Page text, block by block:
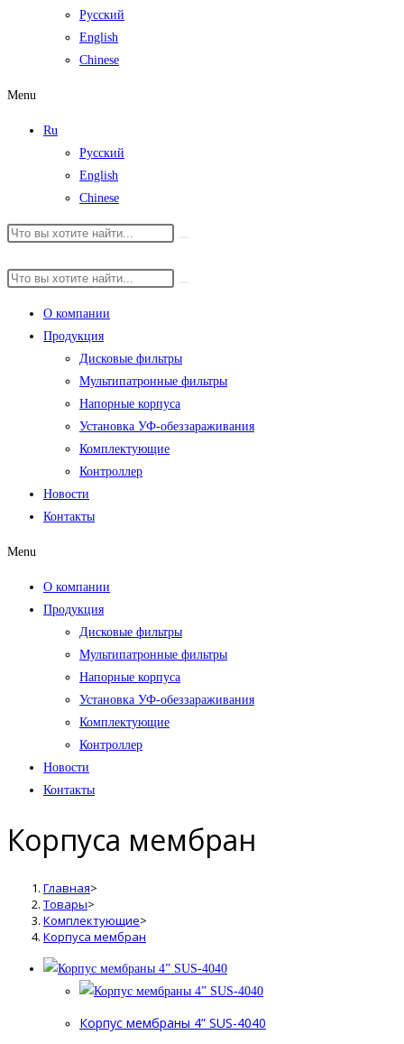
Русский
English
Chinese
Menu
Ru
Русский
English
Chinese
О компании
Продукция
Дисковые фильтры
Мультипатронные фильтры
Напорные корпуса
Установка УФ-обеззараживания
Комплектующие
Контроллер
Новости
Контакты
Menu
О компании
Продукция
Дисковые фильтры
Мультипатронные фильтры
Напорные корпуса
Установка УФ-обеззараживания
Комплектующие
Контроллер
Новости
Контакты
Корпуса мембран
Главная>
Товары>
Комплектующие>
Корпуса мембран
Корпус мембраны 4” SUS-4040